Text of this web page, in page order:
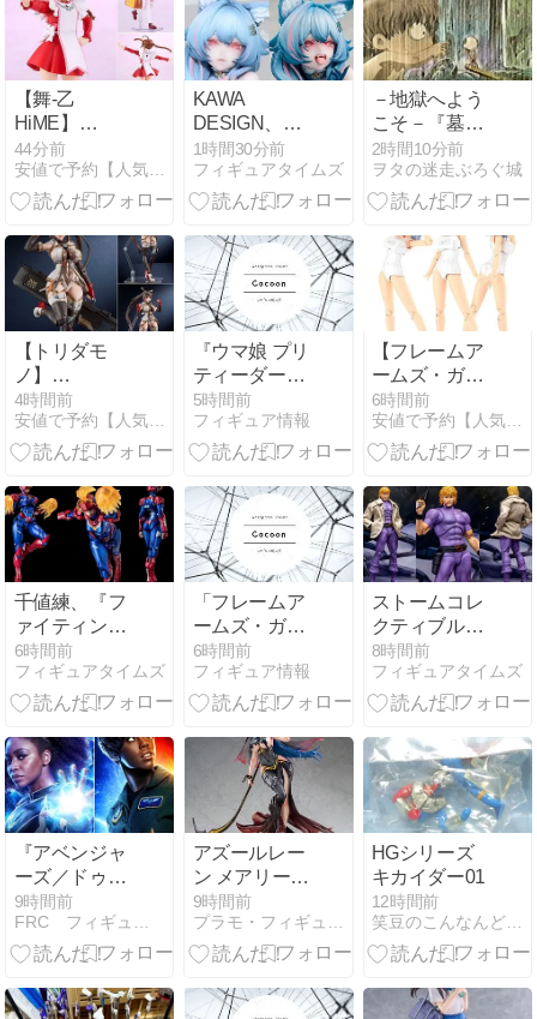
【舞-乙
HiME】
PLAMATEA『ア
リカ・ユメミ
ヤ』プラモデ
ドスマイルカ
ンパニー】よ
り2027年4月
発売予定♪
44分前
安値で予約【人気フィギュア通販】トイゲット！
KAWA
DESIGN、蓝
白条纹胖次氏
が描いた『狐
妖 小紫』がフ
霊化ver.も登
場！
1時間30分前
フィギュアタイムズ
－地獄へよう
こそ－『墓場
の鬼太郎 』
2時間10分前
ヲタの迷走ぶろぐ城
【トリダモ
ノ】
PLAMATEA『MX
ちゃん』プラ
モデル予約
ァクトリー】
より2027年1
月発売予定☆
4時間前
安値で予約【人気フィギュア通販】トイゲット！
『ウマ娘 プリ
ティーダービ
ー』より、ダ
イワスカーレ
ット」「ゴー
がねんどろい
ど化（GSC）
5時間前
フィギュア情報
【フレームア
ームズ・ガー
ル】『ミヅキ
School
Swimsuits ホ
FAガール プラ
モデル予約
【コトブキ
ヤ】より2027
年3月発売予
定♪
6時間前
安値で予約【人気フィギュア通販】トイゲット！
千値練、『フ
ァイティング
アーマー キャ
プテン・マー
ベル』が可動
化！2026年12
月発売予定
6時間前
フィギュアタイムズ
「フレームア
ームズ・ガー
ル ミヅキ
School
Swimsuits
ワイトカラー
バージョンと
なって登場(寿
屋)
6時間前
フィギュア情報
ストームコレ
クティブル
ズ、
『COBRA』
の『コブラ』
ュア化！2026
年12月発売予
定
8時間前
フィギュアタイムズ
『アベンジャ
ーズ／ドゥー
ムズデイ』モ
ニカ＆マリ
ア・ランボー
のか？
9時間前
FRC フィギュアレビューセンター
アズールレー
ン メアリー・
セレスト グリ
ムナイト・リ
ーパー
9時間前
プラモ・フィギュア情報
HGシリーズ
キカイダー01
12時間前
笑豆のこんなんどうでしょうガチャガチャ編